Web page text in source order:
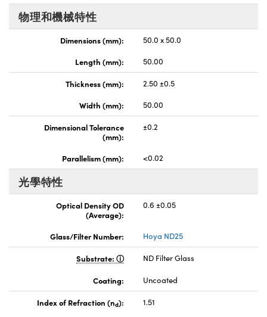
物理和機械特性
Dimensions (mm):
50.0 x 50.0
Length (mm):
50.00
Thickness (mm):
2.50 ±0.5
Width (mm):
50.00
Dimensional Tolerance
(mm):
±0.2
Parallelism (mm): <0.02
光學特性
Optical Density OD
(Average):
0.6 ±0.05
Glass/Filter Number: Hoya ND25
Substrate: ND Filter Glass
Coating: Uncoated
Index of Refraction (nd):
1.51